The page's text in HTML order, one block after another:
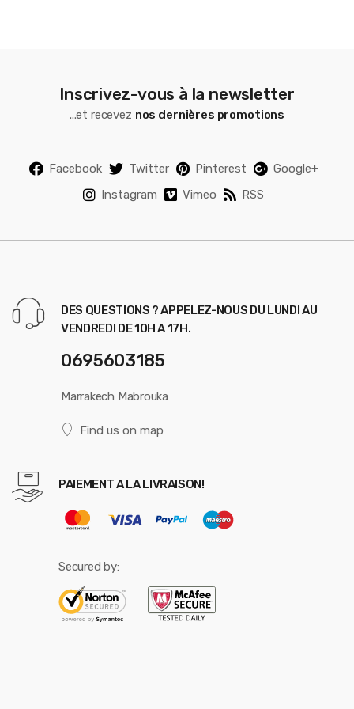
Inscrivez-vous à la newsletter
...et recevez nos dernières promotions
Facebook Twitter Pinterest
Google+
Instagram
Vimeo RSS
DES QUESTIONS ? APPELEZ-NOUS DU LUNDI AU
VENDREDI DE 10H A 17H.
0695603185
Marrakech Mabrouka
Find us on map
PAIEMENT A LA LIVRAISON!
Secured by: